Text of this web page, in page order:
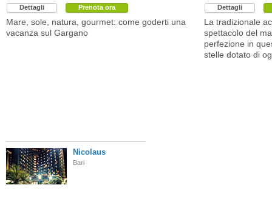
Dettagli
Prenota ora
Mare, sole, natura, gourmet: come goderti una
vacanza sul Gargano
Dettagli
La tradizionale
spettacolo del
perfezione in
stelle dotato di
Nicolaus
Bari